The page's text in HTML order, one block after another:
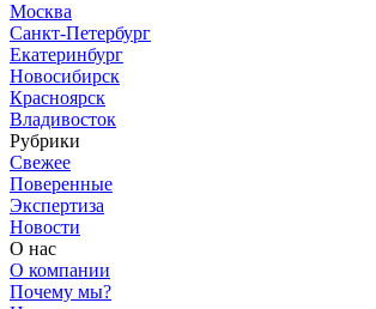
Москва
Санкт-Петербург
Екатеринбург
Новосибирск
Красноярск
Владивосток
Рубрики
Свежее
Поверенные
Экспертиза
Новости
О нас
О компании
Почему мы?